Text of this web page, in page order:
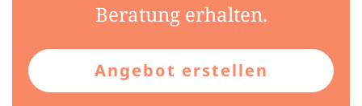
Beratung erhalten.
Angebot erstellen